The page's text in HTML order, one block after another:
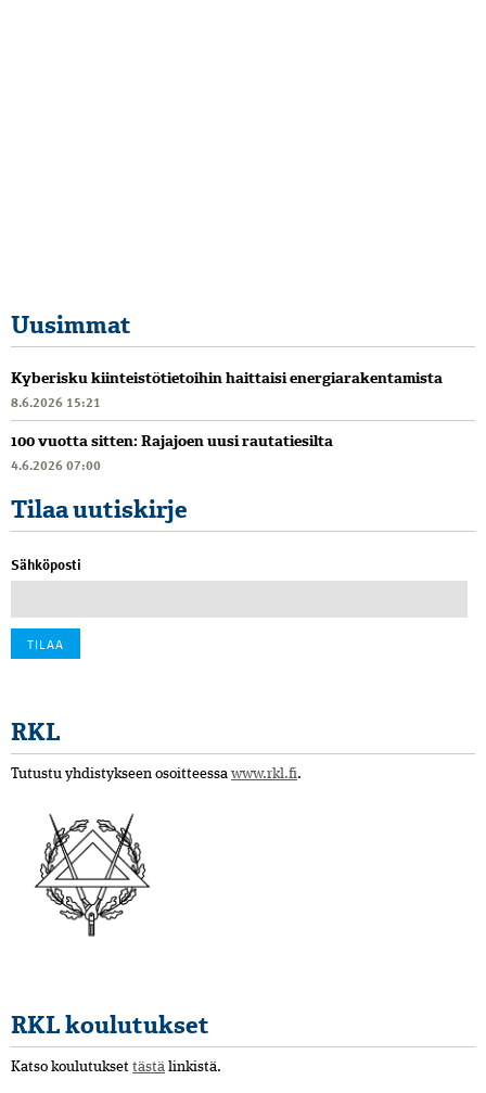
Uusimmat
Kyberisku kiinteistötietoihin haittaisi energiarakentamista
8.6.2026 15:21
100 vuotta sitten: Rajajoen uusi rautatiesilta
4.6.2026 07:00
Tilaa uutiskirje
Sähköposti
RKL
Tutustu yhdistykseen osoitteessa www.rkl.fi.
RKL koulutukset
Katso koulutukset tästä linkistä.